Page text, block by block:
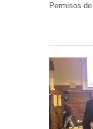
Permisos